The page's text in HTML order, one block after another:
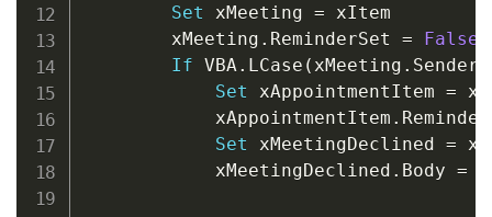
Set xMeeting = xItem
        xMeeting
. ReminderSet =
False
If VBA . LCase ( xMeeting .
Set xAppointmentItem =
            xAppointmentItem
.
Set xMeetingDeclined =
            xMeetingDeclined
. Body =